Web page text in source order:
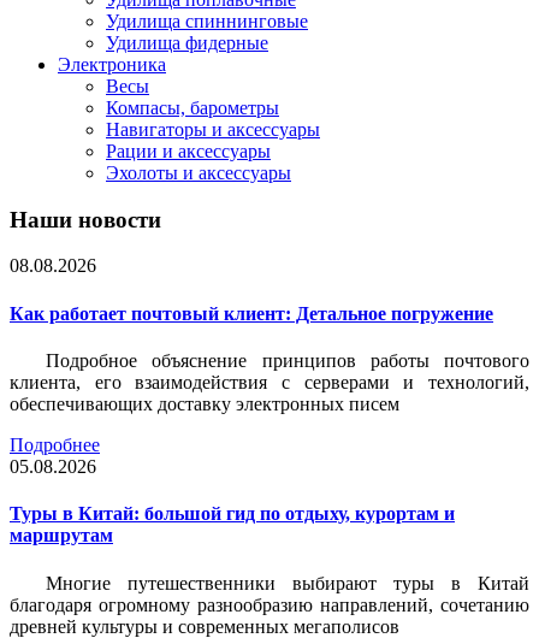
Удилища спиннинговые
Удилища фидерные
Электроника
Весы
Компасы, барометры
Навигаторы и аксессуары
Рации и аксессуары
Эхолоты и аксессуары
Наши новости
08.08.2026
Как работает почтовый клиент: Детальное погружение
Подробное объяснение принципов работы почтового
клиента, его взаимодействия с серверами и технологий,
обеспечивающих доставку электронных писем
Подробнее
05.08.2026
Туры в Китай: большой гид по отдыху, курортам и
маршрутам
Многие путешественники выбирают туры в Китай
благодаря огромному разнообразию направлений, сочетанию
древней культуры и современных мегаполисов